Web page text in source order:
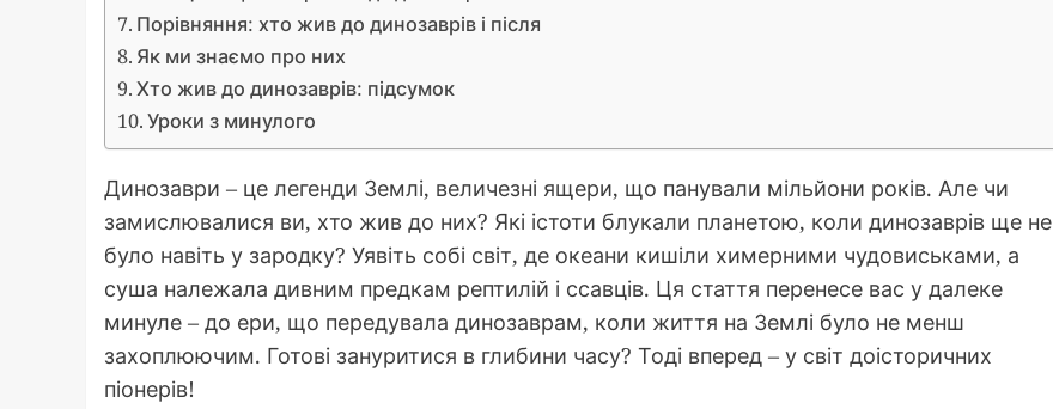
Порівняння: хто жив до динозаврів і після
Як ми знаємо про них
Хто жив до динозаврів: підсумок
Уроки з минулого
Динозаври – це легенди Землі, величезні ящери, що панували мільйони років. Але чи
замислювалися ви, хто жив до них? Які істоти блукали планетою, коли динозаврів ще не
було навіть у зародку? Уявіть собі світ, де океани кишіли химерними чудовиськами, а
суша належала дивним предкам рептилій і ссавців. Ця стаття перенесе вас у далеке
минуле – до ери, що передувала динозаврам, коли життя на Землі було не менш
захоплюючим. Готові зануритися в глибини часу? Тоді вперед – у світ доісторичних
піонерів!